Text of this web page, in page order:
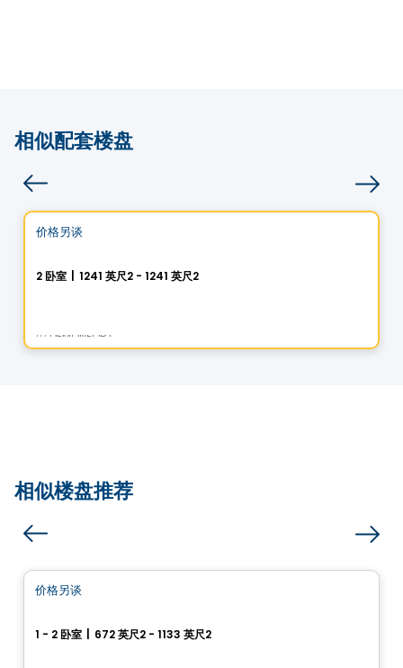
相似配套楼盘
100% Sold out
Condo
价格另谈
2 卧室 1241 英尺2 - 1241 英尺2
由 DEMONFORT
相似楼盘推荐
价格另谈
1 - 2 卧室 672 英尺2 - 1133 英尺2